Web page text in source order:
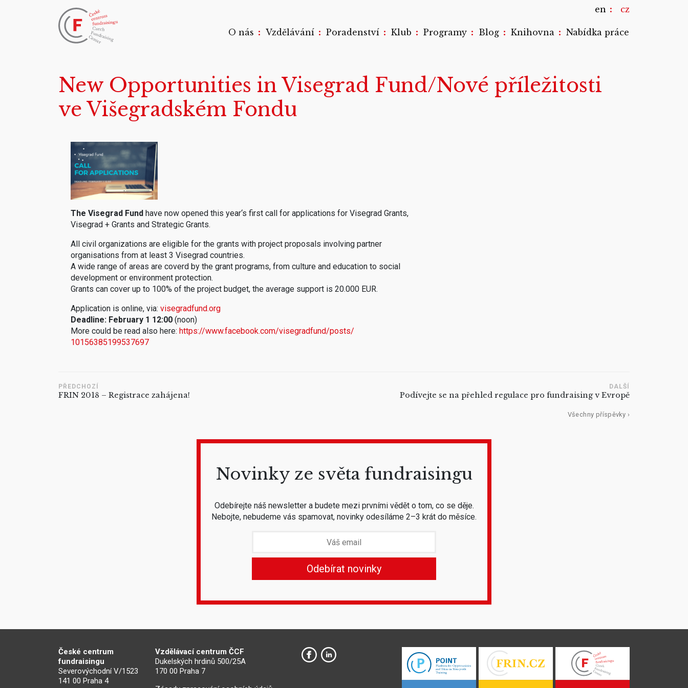
en cz
O nás : Vzdělávání : Poradenství : Klub : Programy : Blog : Knihovna : Nabídka práce
New Opportunities in Visegrad Fund/Nové příležitosti
ve Višegradském Fondu
The Visegrad Fund have now opened this year‘s first call for applications for Visegrad Grants,
Visegrad + Grants and Strategic Grants.
All civil organizations are eligible for the grants with project proposals involving partner
organisations from at least 3 Visegrad countries.
A wide range of areas are coverd by the grant programs, from culture and education to social
development or environment protection.
Grants can cover up to 100% of the project budget, the average support is 20.000 EUR.
Application is online, via: visegradfund.org
Deadline: February 1 12:00 (noon)
More could be read also here: https://www.facebook.com/visegradfund/posts/
10156385199537697
PŘEDCHOZÍ
FRIN 2018 – Registrace zahájena!
DALŠÍ
Podívejte se na přehled regulace pro fundraising v Evropě
Všechny příspěvky ›
Novinky ze světa fundraisingu
Odebírejte náš newsletter a budete mezi prvními vědět o tom, co se děje.
Nebojte, nebudeme vás spamovat, novinky odesíláme 2–3 krát do měsíce.
České centrum
fundraisingu
Severovýchodní V/1523
141 00 Praha 4
Vzdělávací centrum ČCF
Dukelských hrdinů 500/25A
170 00 Praha 7